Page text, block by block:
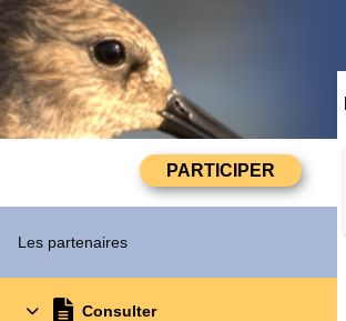
Les partenaires
Consulter